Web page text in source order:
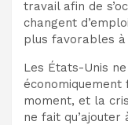
travail afin de
changent
plus favorables à
Les États-Unis
moment, et la
ne fait